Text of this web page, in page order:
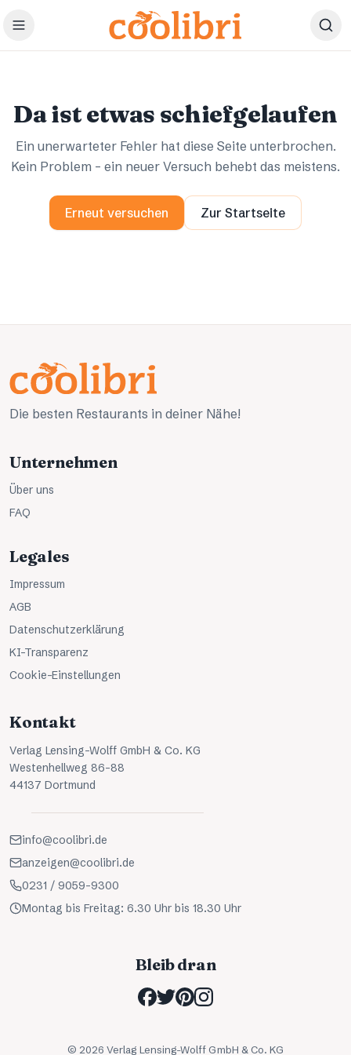
Zum Hauptinhalt springen
Da ist etwas schiefgelaufen
Ein unerwarteter Fehler hat diese Seite unterbrochen.
Kein Problem – ein neuer Versuch behebt das meistens.
Erneut versuchen Zur Startseite
Die besten Restaurants in deiner Nähe!
Unternehmen
Über uns
FAQ
Legales
Impressum
AGB
Datenschutzerklärung
KI-Transparenz
Cookie-Einstellungen
Kontakt
Verlag Lensing-Wolff GmbH & Co. KG
Westenhellweg 86-88
44137 Dortmund
info@coolibri.de
anzeigen@coolibri.de
0231 / 9059-9300
Montag bis Freitag: 6.30 Uhr bis 18.30 Uhr
Bleib dran
© 2026 Verlag Lensing-Wolff GmbH & Co. KG